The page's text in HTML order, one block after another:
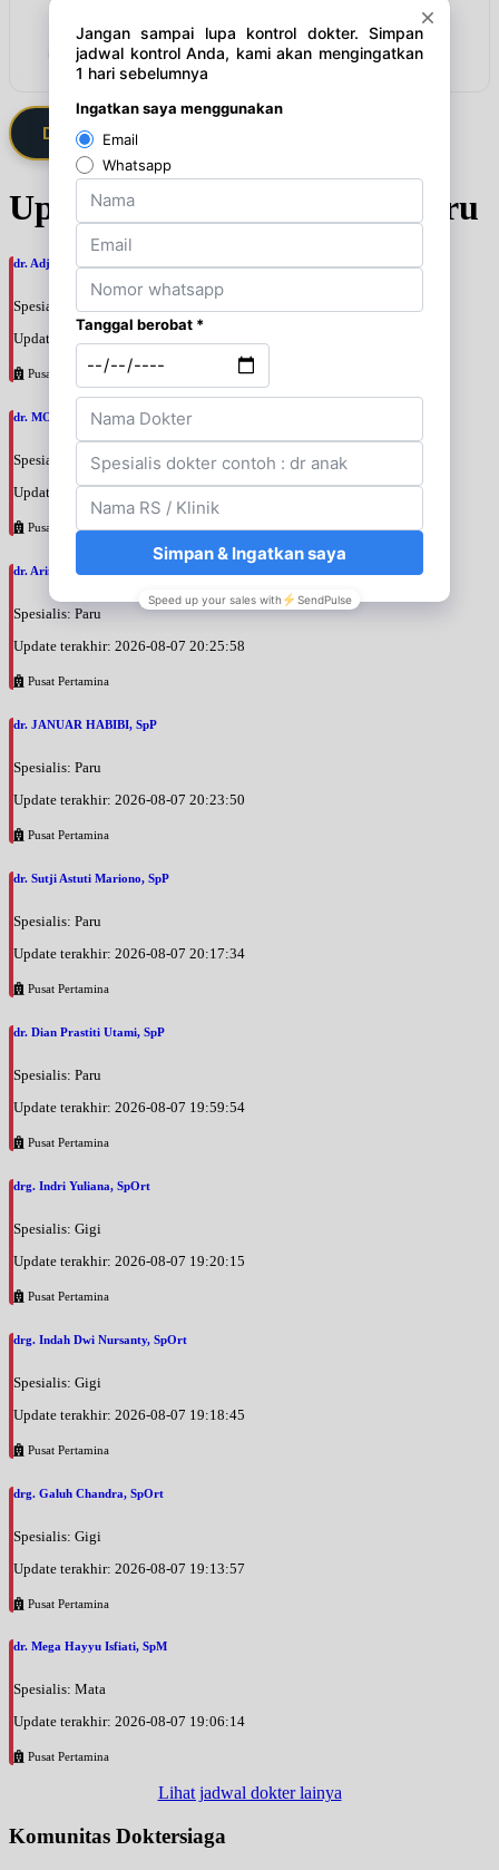
Lihat detail & harga →
Daftarkan Saya via Member VIP
Update Jadwal Dokter terbaru
dr. Adji Suprajitno, SpPD
Spesialis: Penyakit Dalam
Update terakhir: 2026-08-07 20:37:59
Pusat Pertamina
dr. MOCHAMAD PASHA, SpPD
Spesialis: Penyakit Dalam
Update terakhir: 2026-08-07 20:35:45
Pusat Pertamina
dr. Arini Purwono, SpP
Spesialis: Paru
Update terakhir: 2026-08-07 20:25:58
Pusat Pertamina
dr. JANUAR HABIBI, SpP
Spesialis: Paru
Update terakhir: 2026-08-07 20:23:50
Pusat Pertamina
dr. Sutji Astuti Mariono, SpP
Spesialis: Paru
Update terakhir: 2026-08-07 20:17:34
Pusat Pertamina
dr. Dian Prastiti Utami, SpP
Spesialis: Paru
Update terakhir: 2026-08-07 19:59:54
Pusat Pertamina
drg. Indri Yuliana, SpOrt
Spesialis: Gigi
Update terakhir: 2026-08-07 19:20:15
Pusat Pertamina
drg. Indah Dwi Nursanty, SpOrt
Spesialis: Gigi
Update terakhir: 2026-08-07 19:18:45
Pusat Pertamina
drg. Galuh Chandra, SpOrt
Spesialis: Gigi
Update terakhir: 2026-08-07 19:13:57
Pusat Pertamina
dr. Mega Hayyu Isfiati, SpM
Spesialis: Mata
Update terakhir: 2026-08-07 19:06:14
Pusat Pertamina
Lihat jadwal dokter lainya
Komunitas Doktersiaga